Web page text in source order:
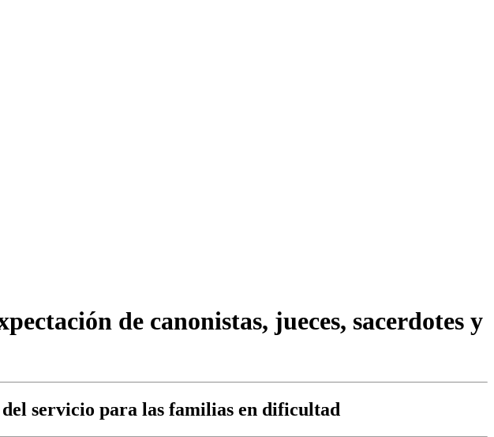
de canonistas, jueces, sacerdotes y
servicio para las familias en dificultad